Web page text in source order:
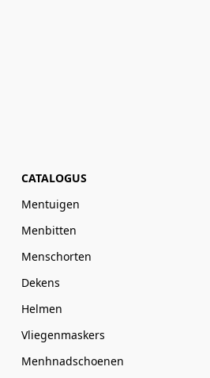
CATALOGUS
Mentuigen
Menbitten
Menschorten
Dekens
Helmen
Vliegenmaskers
Menhnadschoenen